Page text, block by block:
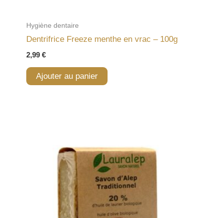
Hygiène dentaire
Dentrifrice Freeze menthe en vrac – 100g
2,99 €
Ajouter au panier